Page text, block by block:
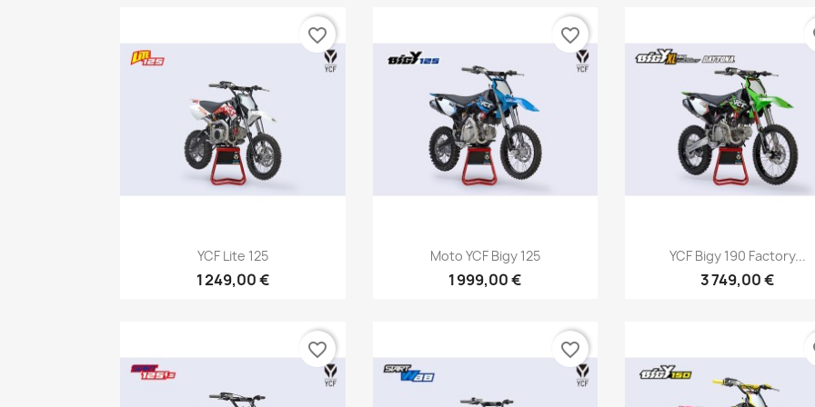
Aperçu rapide
YCF Lite 125
1 249,00 €
favorite_border
Aperçu rapide
Moto YCF Bigy 125
1 999,00 €
favorite_border
Aperçu rapide
YCF Bigy 190 Factory...
3 749,00 €
favorite_border favorite_border